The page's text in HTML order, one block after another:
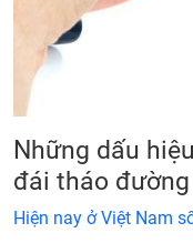
Những dấu
đái tháo đường
Hiện nay ở Việt Nam